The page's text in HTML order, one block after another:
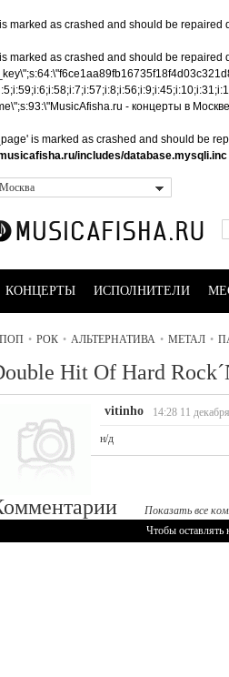
marked as crashed and should be
marked as crashed and should be
- концерты в
is marked as crashed and should be
includes/database.mysqli.inc
Москва
КОНЦЕРТЫ ИСПОЛНИТЕЛИ
ПОП • РОК • АЛЬТЕРНАТИВА • МЕТАЛ •
Hit Of Hard
vitinho 14:28 11
н/д
Показать все
Чтобы оставлять